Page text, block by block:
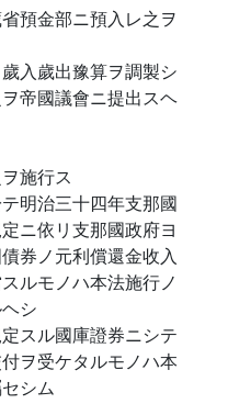
預金部ニ預入レ之ヲ
入歲出豫算ヲ調製シ
帝國議會ニ提出スヘ
施行ス
明治三十四年支那國
ニ依リ支那國政府ヨ
券ノ元利償還金收入
ルモノハ本法施行ノ
シ
スル國庫證券ニシテ
ヲ受ケタルモノハ本
シム